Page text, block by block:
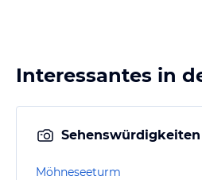
Interessantes in
Sehenswürdigkeiten
Möhneseeturm